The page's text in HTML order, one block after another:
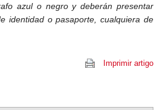
azul o negro y deberán presentar
identidad o pasaporte, cualquiera de
Imprimir artigo